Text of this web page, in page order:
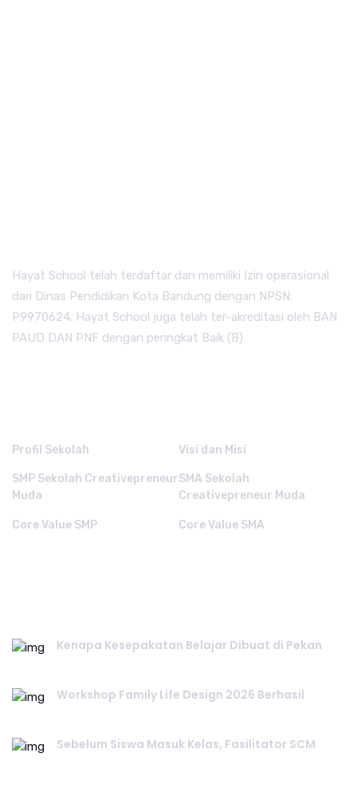
Hayat School telah terdaftar dan memiliki Izin operasional
dari Dinas Pendidikan Kota Bandung dengan NPSN:
P9970624. Hayat School juga telah ter-akreditasi oleh BAN
PAUD DAN PNF dengan peringkat Baik (B)
Profil Sekolah Visi dan Misi
SMP Sekolah Creativepreneur
Muda
SMA Sekolah
Creativepreneur Muda
Core Value SMP Core Value SMA
Kenapa Kesepakatan Belajar Dibuat di Pekan
Workshop Family Life Design 2026 Berhasil
Sebelum Siswa Masuk Kelas, Fasilitator SCM